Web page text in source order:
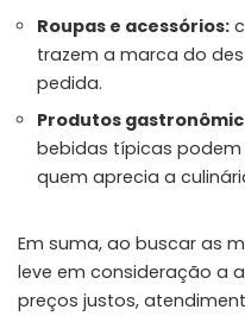
Roupas e acessórios:
trazem a marca do
pedida.
Produtos
bebidas típicas
quem aprecia a
Em suma, ao buscar as
leve em consideração a
preços justos,